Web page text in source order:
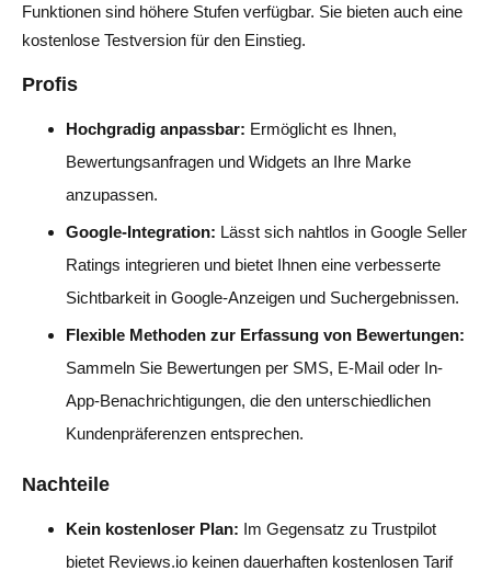
Funktionen sind höhere Stufen verfügbar. Sie bieten auch eine
kostenlose Testversion für den Einstieg.
Profis
Hochgradig anpassbar: Ermöglicht es Ihnen,
Bewertungsanfragen und Widgets an Ihre Marke
anzupassen.
Google-Integration: Lässt sich nahtlos in Google Seller
Ratings integrieren und bietet Ihnen eine verbesserte
Sichtbarkeit in Google-Anzeigen und Suchergebnissen.
Flexible Methoden zur Erfassung von Bewertungen:
Sammeln Sie Bewertungen per SMS, E-Mail oder In-
App-Benachrichtigungen, die den unterschiedlichen
Kundenpräferenzen entsprechen.
Nachteile
Kein kostenloser Plan: Im Gegensatz zu Trustpilot
bietet Reviews.io keinen dauerhaften kostenlosen Tarif